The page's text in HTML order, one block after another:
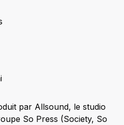
par Allsound, le studio
So Press (Society, So